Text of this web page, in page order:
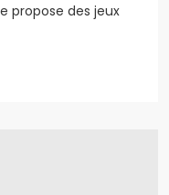
propose des jeux